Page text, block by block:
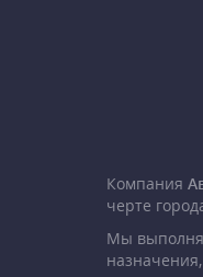
Компания
черте
Мы